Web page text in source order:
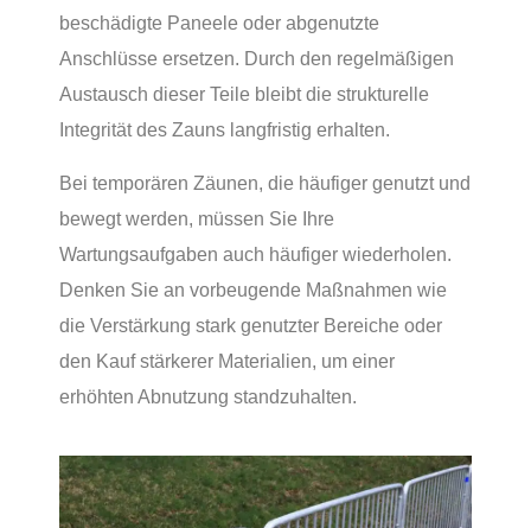
beschädigte Paneele oder abgenutzte
Anschlüsse ersetzen. Durch den regelmäßigen
Austausch dieser Teile bleibt die strukturelle
Integrität des Zauns langfristig erhalten.
Bei temporären Zäunen, die häufiger genutzt und
bewegt werden, müssen Sie Ihre
Wartungsaufgaben auch häufiger wiederholen.
Denken Sie an vorbeugende Maßnahmen wie
die Verstärkung stark genutzter Bereiche oder
den Kauf stärkerer Materialien, um einer
erhöhten Abnutzung standzuhalten.